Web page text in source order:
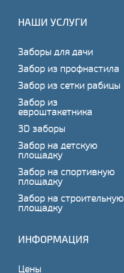
НАШИ УСЛУГИ
Заборы для дачи
Забор из профнастила
Забор из сетки рабицы
Забор из
евроштакетника
3D заборы
Забор на детскую
площадку
Забор на спортивную
площадку
Забор на строительную
площадку
ИНФОРМАЦИЯ
Цены